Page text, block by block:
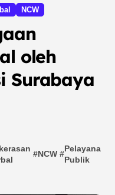
NCW
oleh
Surabaya
#NCW #
Pelayanan
Publik